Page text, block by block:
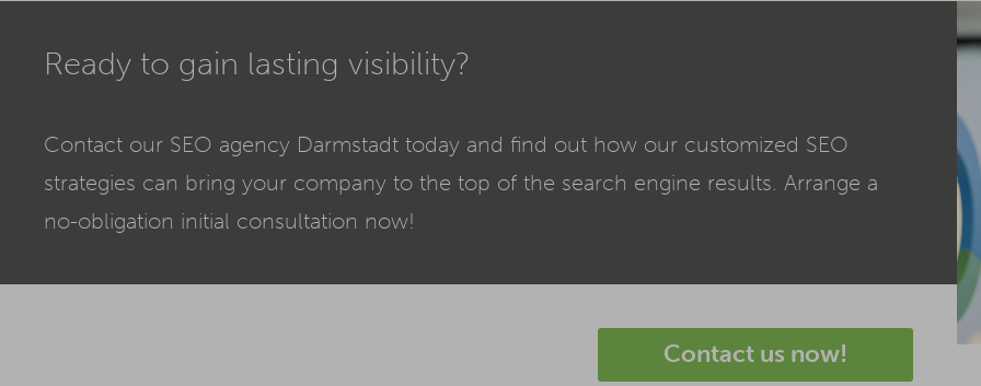
Ready to gain lasting visibility?
Contact our SEO agency Darmstadt today and find out how our customized SEO
strategies can bring your company to the top of the search engine results. Arrange a
no-obligation initial consultation now!
Contact us now!